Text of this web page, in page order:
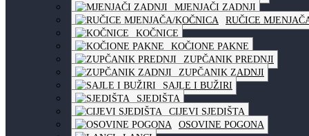
MJENJAČI ZADNJI
RUČICE
KOČNICE
KOČIONE PAKNE
ZUPČANIK PREDNJI
ZUPČANIK ZADNJI
SAJLE I BUŽIRI
SJEDIŠTA
CIJEVI SJEDIŠTA
OSOVINE POGONA